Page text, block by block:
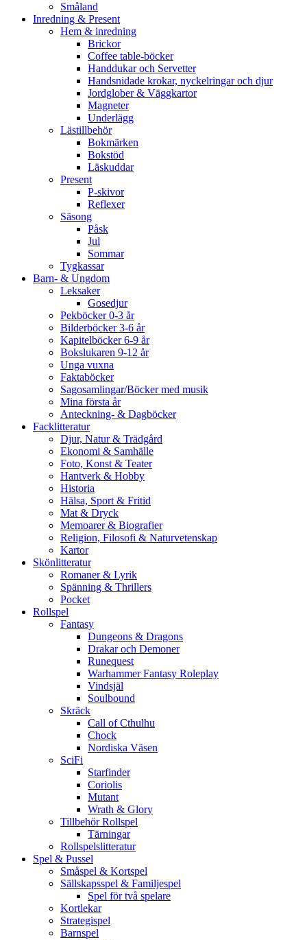
Småland
Inredning & Present
Hem & inredning
Brickor
Coffee table-böcker
Handdukar och Servetter
Handsnidade krokar, nyckelringar och djur
Jordglober & Väggkartor
Magneter
Underlägg
Lästillbehör
Bokmärken
Bokstöd
Läskuddar
Present
P-skivor
Reflexer
Säsong
Påsk
Jul
Sommar
Tygkassar
Barn- & Ungdom
Leksaker
Gosedjur
Pekböcker 0-3 år
Bilderböcker 3-6 år
Kapitelböcker 6-9 år
Bokslukaren 9-12 år
Unga vuxna
Faktaböcker
Sagosamlingar/Böcker med musik
Mina första år
Anteckning- & Dagböcker
Facklitteratur
Djur, Natur & Trädgård
Ekonomi & Samhälle
Foto, Konst & Teater
Hantverk & Hobby
Historia
Hälsa, Sport & Fritid
Mat & Dryck
Memoarer & Biografier
Religion, Filosofi & Naturvetenskap
Kartor
Skönlitteratur
Romaner & Lyrik
Spänning & Thrillers
Pocket
Rollspel
Fantasy
Dungeons & Dragons
Drakar och Demoner
Runequest
Warhammer Fantasy Roleplay
Vindsjäl
Soulbound
Skräck
Call of Cthulhu
Chock
Nordiska Väsen
SciFi
Starfinder
Coriolis
Mutant
Wrath & Glory
Tillbehör Rollspel
Tärningar
Rollspelslitteratur
Spel & Pussel
Småspel & Kortspel
Sällskapsspel & Familjespel
Spel för två spelare
Kortlekar
Strategispel
Barnspel